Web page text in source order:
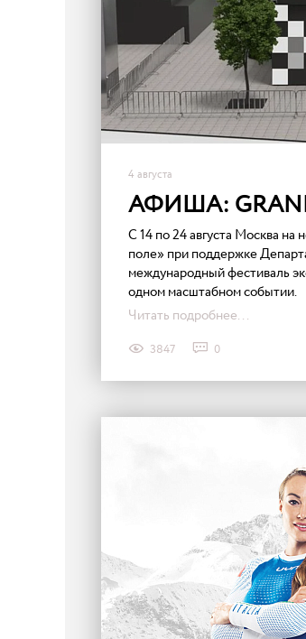
4 августа
АФИША:
С 14 по 24 августа Москва
поле» при поддержке
международный фестиваль
одном масштабном событии.
Читать подробнее...
3847 0